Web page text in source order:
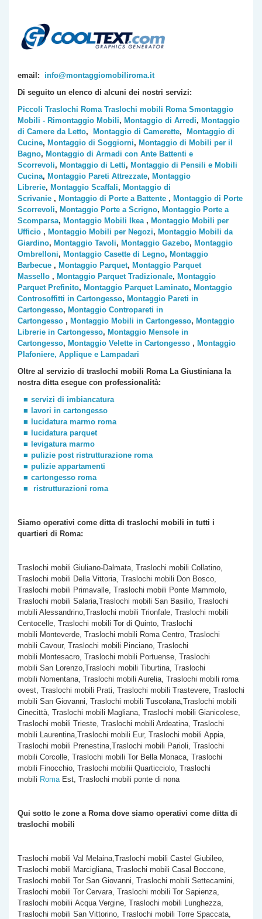
email: info@montaggiomobiliroma.it
Di seguito un elenco di alcuni dei nostri servizi:
Piccoli Traslochi Roma Traslochi mobili Roma Smontaggio
Mobili - Rimontaggio Mobili, Montaggio di Arredi, Montaggio
di Camere da Letto, Montaggio di Camerette,
Montaggio di
Cucine, Montaggio di Soggiorni, Montaggio di Mobili per il
Bagno, Montaggio di Armadi con Ante Battenti e
Scorrevoli, Montaggio di Letti, Montaggio di Pensili e Mobili
Cucina, Montaggio Pareti Attrezzate, Montaggio
Librerie, Montaggio Scaffali, Montaggio di
Scrivanie , Montaggio di Porte a Battente , Montaggio di Porte
Scorrevoli, Montaggio Porte a Scrigno, Montaggio Porte a
Scomparsa, Montaggio Mobili Ikea, Montaggio Mobili per
Ufficio , Montaggio Mobili per Negozi, Montaggio Mobili da
Giardino, Montaggio Tavoli, Montaggio Gazebo, Montaggio
Ombrelloni, Montaggio Casette di Legno, Montaggio
Barbecue , Montaggio Parquet, Montaggio Parquet
Massello , Montaggio Parquet Tradizionale, Montaggio
Parquet Prefinito, Montaggio Parquet Laminato, Montaggio
Controsoffitti in Cartongesso, Montaggio Pareti in
Cartongesso, Montaggio Contropareti in
Cartongesso , Montaggio Mobili in Cartongesso, Montaggio
Librerie in Cartongesso, Montaggio Mensole in
Cartongesso, Montaggio Velette in Cartongesso , Montaggio
Plafoniere, Applique e Lampadari
Oltre al servizio di traslochi mobili Roma La Giustinianala
nostra ditta esegue con professionalità:
servizi di imbiancatura
lavori in cartongesso
lucidatura marmo roma
lucidatura parquet
levigatura marmo
pulizie post ristrutturazione roma
pulizie appartamenti
cartongesso roma
ristrutturazioni roma
Siamo operativi come ditta di traslochi mobili in tutti i
quartieri di Roma:
Traslochi mobili Giuliano-Dalmata, Traslochi mobili Collatino,
Traslochi mobili Della Vittoria, Traslochi mobili Don Bosco,
Traslochi mobili Primavalle, Traslochi mobili Ponte Mammolo,
Traslochi mobili Salaria,Traslochi mobili San Basilio, Traslochi
mobili Alessandrino,Traslochi mobili Trionfale, Traslochi mobili
Centocelle, Traslochi mobili Tor di Quinto, Traslochi
mobili Monteverde, Traslochi mobili Roma Centro, Traslochi
mobili Cavour, Traslochi mobili Pinciano, Traslochi
mobili Montesacro, Traslochi mobili Portuense, Traslochi
mobili San Lorenzo,Traslochi mobili Tiburtina, Traslochi
mobili Nomentana, Traslochi mobili Aurelia, Traslochi mobili roma
ovest, Traslochi mobili Prati, Traslochi mobili Trastevere, Traslochi
mobili San Giovanni, Traslochi mobili Tuscolana,Traslochi mobili
Cinecittà, Traslochi mobili Magliana, Traslochi mobili Gianicolese,
Traslochi mobili Trieste, Traslochi mobili Ardeatina, Traslochi
mobili Laurentina,Traslochi mobili Eur, Traslochi mobili Appia,
Traslochi mobili Prenestina,Traslochi mobili Parioli, Traslochi
mobili Corcolle, Traslochi mobili Tor Bella Monaca, Traslochi
mobili Finocchio, Traslochi mobilii Quarticciolo, Traslochi
mobili RomaEst, Traslochi mobili ponte di nona
Qui sotto le zone a Roma dove siamo operativi come ditta di
traslochi mobili
Traslochi mobili Val Melaina,Traslochi mobili Castel Giubileo,
Traslochi mobili Marcigliana, Traslochi mobili Casal Boccone,
Traslochi mobili Tor San Giovanni, Traslochi mobili Settecamini,
Traslochi mobili Tor Cervara, Traslochi mobili Tor Sapienza,
Traslochi mobilii Acqua Vergine, Traslochi mobili Lunghezza,
Traslochi mobili San Vittorino, Traslochi mobili Torre Spaccata,